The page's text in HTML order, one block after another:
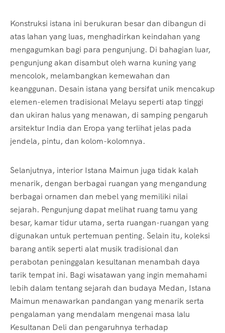
Konstruksi istana ini berukuran besar dan dibangun di
atas lahan yang luas, menghadirkan keindahan yang
mengagumkan bagi para pengunjung. Di bahagian luar,
pengunjung akan disambut oleh warna kuning yang
mencolok, melambangkan kemewahan dan
keanggunan. Desain istana yang bersifat unik mencakup
elemen-elemen tradisional Melayu seperti atap tinggi
dan ukiran halus yang menawan, di samping pengaruh
arsitektur India dan Eropa yang terlihat jelas pada
jendela, pintu, dan kolom-kolomnya.
Selanjutnya, interior Istana Maimun juga tidak kalah
menarik, dengan berbagai ruangan yang mengandung
berbagai ornamen dan mebel yang memiliki nilai
sejarah. Pengunjung dapat melihat ruang tamu yang
besar, kamar tidur utama, serta ruangan-ruangan yang
digunakan untuk pertemuan penting. Selain itu, koleksi
barang antik seperti alat musik tradisional dan
perabotan peninggalan kesultanan menambah daya
tarik tempat ini. Bagi wisatawan yang ingin memahami
lebih dalam tentang sejarah dan budaya Medan, Istana
Maimun menawarkan pandangan yang menarik serta
pengalaman yang mendalam mengenai masa lalu
Kesultanan Deli dan pengaruhnya terhadap